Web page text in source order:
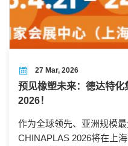
27 Mar, 2026
预见橡塑未来：德达特
2026！
作为全球领先、亚洲规模最
CHINAPLAS 2026将在上